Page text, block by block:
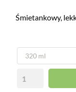
Śmietankowy,